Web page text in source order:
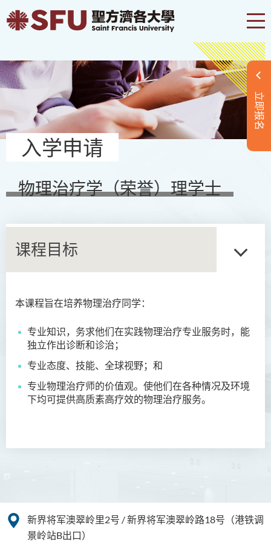
立即报名
入学申请
物理治疗学（荣誉）理学士
课程目标
本课程旨在培养物理治疗同学：
专业知识，务求他们在实践物理治疗专业服务时，能
独立作出诊断和诊治；
专业态度、技能、全球视野；和
专业物理治疗师的价值观。使他们在各种情况及环境
下均可提供高质素高疗效的物理治疗服务。
语言及文化（荣誉）文学士
语文及通识（荣誉）文学士
翻译科技（荣誉）文学士
工商管理（荣誉）学士
犯罪及安保科学(荣誉)学士
健康科学（荣誉）学士 (兼读
制衔接课程)
新界将军澳翠岭里2号 / 新界将军澳翠岭路18号（港铁调
景岭站B出口）